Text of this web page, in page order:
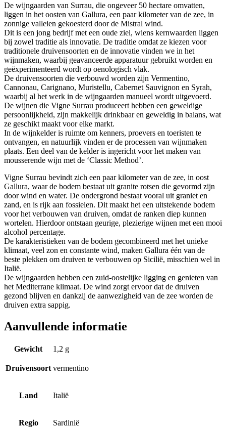
De wijngaarden van Surrau, die ongeveer 50 hectare omvatten,
liggen in het oosten van Gallura, een paar kilometer van de zee, in
zonnige valleien gekoesterd door de Mistral wind.
Dit is een jong bedrijf met een oude ziel, wiens kernwaarden liggen
bij zowel traditie als innovatie. De traditie omdat ze kiezen voor
traditionele druivensoorten en de innovatie vinden we in het
wijnmaken, waarbij geavanceerde apparatuur gebruikt worden en
geëxperimenteerd wordt op oenologisch vlak.
De druivensoorten die verbouwd worden zijn Vermentino,
Cannonau, Carignano, Muristellu, Cabernet Sauvignon en Syrah,
waarbij al het werk in de wijngaarden manueel wordt uitgevoerd.
De wijnen die Vigne Surrau produceert hebben een geweldige
persoonlijkheid, zijn makkelijk drinkbaar en geweldig in balans, wat
ze geschikt maakt voor elke markt.
In de wijnkelder is ruimte om kenners, proevers en toeristen te
ontvangen, en natuurlijk vinden er de processen van wijnmaken
plaats. Een deel van de kelder is ingericht voor het maken van
mousserende wijn met de ‘Classic Method’.
Vigne Surrau bevindt zich een paar kilometer van de zee, in oost
Gallura, waar de bodem bestaat uit granite rotsen die gevormd zijn
door wind en water. De ondergrond bestaat vooral uit graniet en
zand, en is rijk aan fossielen. Dit maakt het een uitstekende bodem
voor het verbouwen van druiven, omdat de ranken diep kunnen
wortelen. Hierdoor ontstaan geurige, plezierige wijnen met een mooi
alcohol percentage.
De karakteristieken van de bodem gecombineerd met het unieke
klimaat, veel zon en constante wind, maken Gallura één van de
beste plekken om druiven te verbouwen op Sicilië, misschien wel in
Italië.
De wijngaarden hebben een zuid-oostelijke ligging en genieten van
het Mediterrane klimaat. De wind zorgt ervoor dat de druiven
gezond blijven en dankzij de aanwezigheid van de zee worden de
druiven extra sappig.
Aanvullende informatie
Gewicht 1,2 g
Druivensoort vermentino
Land Italië
Regio Sardinië